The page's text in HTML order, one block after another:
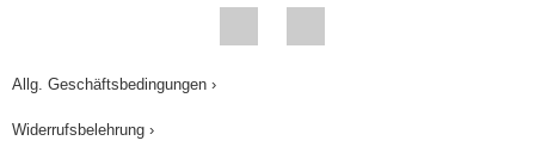
NADH und der Energiegewinn beträgt 2 ATPs.
Bei der aeroben Verarbeitung von Glukose
Allg. Geschäftsbedingungen ›
Widerrufsbelehrung ›